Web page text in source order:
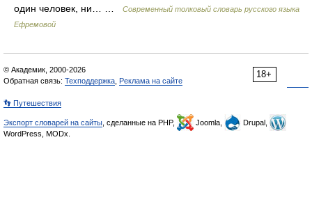
один человек, ни… …
Современный толковый словарь русского языка
Ефремовой
18+
© Академик, 2000-2026
Обратная связь: Техподдержка Реклама на сайте
👣 Путешествия
Экспорт словарей на сайты , сделанные на PHP, Joomla,
Drupal,
WordPress, MODx.